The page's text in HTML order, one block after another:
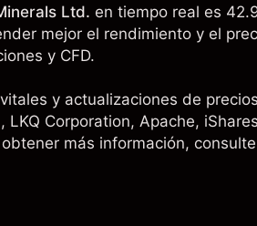
Ltd. en tiempo real es
mejor el rendimiento y el
y CFD.
y actualizaciones de
LKQ Corporation, Apache,
obtener más información,